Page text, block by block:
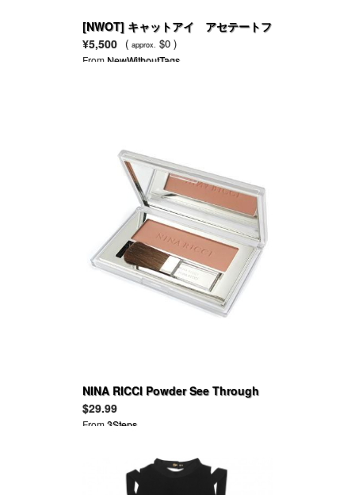
[NWOT] キャットアイ アセテートフ
レーム アイウェアー
¥5,500 ( approx. $0 )
FromNewWithoutTags
NINA RICCI Powder See Through
Sun Powder
$29.99
From3Steps